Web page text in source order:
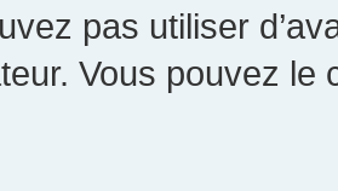
pas utiliser
Vous pouvez